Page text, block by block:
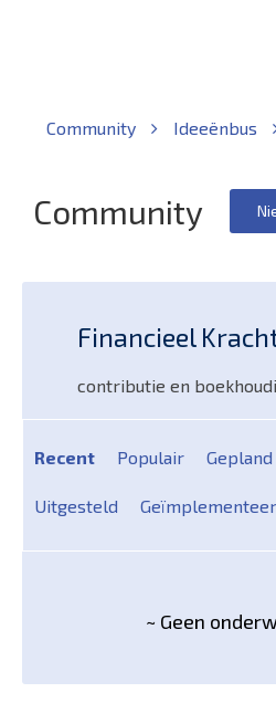
Community Ideeënbus
Community
Financieel
contributie en
Recent Populair Gepland
Uitgesteld
~ Geen